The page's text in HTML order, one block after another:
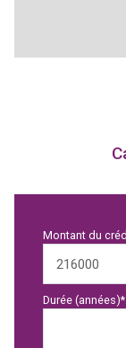
Montant du
Durée (années)*